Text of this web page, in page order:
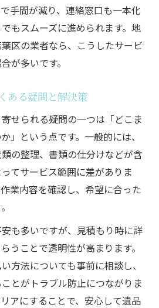
手間が減り、連絡窓口も一本化
もスムーズに進められます。地
区の業者なら、こうしたサービ
が多いです。
ある疑問と解決策
せられる疑問の一つは「どこま
」という点です。一般的には、
の整理、書類の仕分けなどが含
てサービス範囲に差がありま
業内容を確認し、希望に合った
も多いですが、見積もり時に詳
うことで透明性が高まります。
方法についても事前に相談し、
とがトラブル防止につながりま
アにすることで、安心して遺品